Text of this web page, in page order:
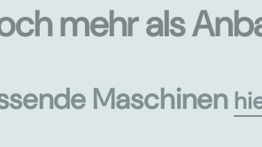
mehr als
Maschinen